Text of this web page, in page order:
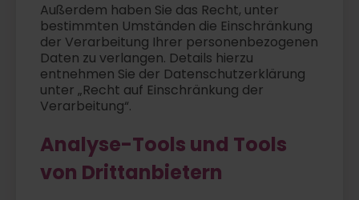
Außerdem haben Sie das Recht, unter
bestimmten Umständen die Einschränkung
der Verarbeitung Ihrer personenbezogenen
Daten zu verlangen. Details hierzu
entnehmen Sie der Datenschutzerklärung
unter „Recht auf Einschränkung der
Verarbeitung“.
Analyse-Tools und Tools
von Drittanbietern